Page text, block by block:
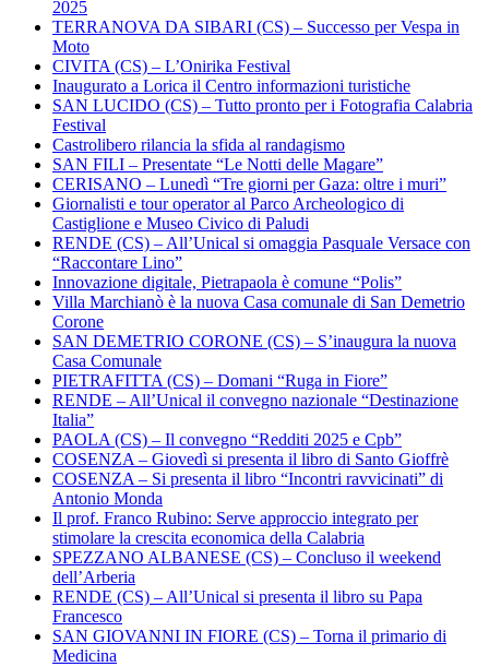
2025
TERRANOVA DA SIBARI (CS) – Successo per Vespa in
Moto
CIVITA (CS) – L’Onirika Festival
Inaugurato a Lorica il Centro informazioni turistiche
SAN LUCIDO (CS) – Tutto pronto per i Fotografia Calabria
Festival
Castrolibero rilancia la sfida al randagismo
SAN FILI – Presentate “Le Notti delle Magare”
CERISANO – Lunedì “Tre giorni per Gaza: oltre i muri”
Giornalisti e tour operator al Parco Archeologico di
Castiglione e Museo Civico di Paludi
RENDE (CS) – All’Unical si omaggia Pasquale Versace con
“Raccontare Lino”
Innovazione digitale, Pietrapaola è comune “Polis”
Villa Marchianò è la nuova Casa comunale di San Demetrio
Corone
SAN DEMETRIO CORONE (CS) – S’inaugura la nuova
Casa Comunale
PIETRAFITTA (CS) – Domani “Ruga in Fiore”
RENDE – All’Unical il convegno nazionale “Destinazione
Italia”
PAOLA (CS) – Il convegno “Redditi 2025 e Cpb”
COSENZA – Giovedì si presenta il libro di Santo Gioffrè
COSENZA – Si presenta il libro “Incontri ravvicinati” di
Antonio Monda
Il prof. Franco Rubino: Serve approccio integrato per
stimolare la crescita economica della Calabria
SPEZZANO ALBANESE (CS) – Concluso il weekend
dell’Arberia
RENDE (CS) – All’Unical si presenta il libro su Papa
Francesco
SAN GIOVANNI IN FIORE (CS) – Torna il primario di
Medicina